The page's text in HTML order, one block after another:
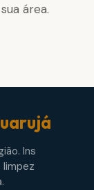
área.
Ins